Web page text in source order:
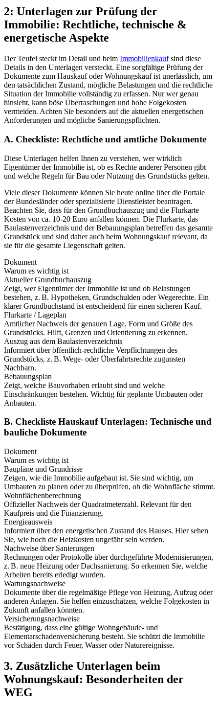
2: Unterlagen zur Prüfung der
Immobilie: Rechtliche, technische &
energetische Aspekte
Der Teufel steckt im Detail und beim Immobilienkaufsind diese
Details in den Unterlagen versteckt. Eine sorgfältige Prüfung der
Dokumente zum Hauskauf oder Wohnungskauf ist unerlässlich, um
den tatsächlichen Zustand, mögliche Belastungen und die rechtliche
Situation der Immobilie vollständig zu erfassen. Nur wer genau
hinsieht, kann böse Überraschungen und hohe Folgekosten
vermeiden. Achten Sie besonders auf die aktuellen energetischen
Anforderungen und mögliche Sanierungspflichten.
A. Checkliste: Rechtliche und amtliche Dokumente
Diese Unterlagen helfen Ihnen zu verstehen, wer wirklich
Eigentümer der Immobilie ist, ob es Rechte anderer Personen gibt
und welche Regeln für Bau oder Nutzung des Grundstücks gelten.
Viele dieser Dokumente können Sie heute online über die Portale
der Bundesländer oder spezialisierte Dienstleister beantragen.
Beachten Sie, dass für den Grundbuchauszug und die Flurkarte
Kosten von ca. 10-20 Euro anfallen können. Die Flurkarte, das
Baulastenverzeichnis und der Bebauungsplan betreffen das gesamte
Grundstück und sind daher auch beim Wohnungskauf relevant, da
sie für die gesamte Liegenschaft gelten.
Dokument
Warum es wichtig ist
Aktueller Grundbuchauszug
Zeigt, wer Eigentümer der Immobilie ist und ob Belastungen
bestehen, z. B. Hypotheken, Grundschulden oder Wegerechte. Ein
klarer Grundbuchstand ist entscheidend für einen sicheren Kauf.
Flurkarte / Lageplan
Amtlicher Nachweis der genauen Lage, Form und Größe des
Grundstücks. Hilft, Grenzen und Orientierung zu erkennen.
Auszug aus dem Baulastenverzeichnis
Informiert über öffentlich-rechtliche Verpflichtungen des
Grundstücks, z. B. Wege- oder Überfahrtsrechte zugunsten
Nachbarn.
Bebauungsplan
Zeigt, welche Bauvorhaben erlaubt sind und welche
Einschränkungen bestehen. Wichtig für geplante Umbauten oder
Anbauten.
B. Checkliste Hauskauf Unterlagen: Technische und
bauliche Dokumente
Dokument
Warum es wichtig ist
Baupläne und Grundrisse
Zeigen, wie die Immobilie aufgebaut ist. Sie sind wichtig, um
Umbauten zu planen oder zu überprüfen, ob die Wohnfläche stimmt.
Wohnflächenberechnung
Offizieller Nachweis der Quadratmeterzahl. Relevant für den
Kaufpreis und die Finanzierung.
Energieausweis
Informiert über den energetischen Zustand des Hauses. Hier sehen
Sie, wie hoch die Heizkosten ungefähr sein werden.
Nachweise über Sanierungen
Rechnungen oder Protokolle über durchgeführte Modernisierungen,
z. B. neue Heizung oder Dachsanierung. So erkennen Sie, welche
Arbeiten bereits erledigt wurden.
Wartungsnachweise
Dokumente über die regelmäßige Pflege von Heizung, Aufzug oder
anderen Anlagen. Sie helfen einzuschätzen, welche Folgekosten in
Zukunft anfallen könnten.
Versicherungsnachweise
Bestätigung, dass eine gültige Wohngebäude- und
Elementarschadenversicherung besteht. Sie schützt die Immobilie
vor Schäden durch Feuer, Wasser oder Naturereignisse.
3. Zusätzliche Unterlagen beim
Wohnungskauf: Besonderheiten der
WEG